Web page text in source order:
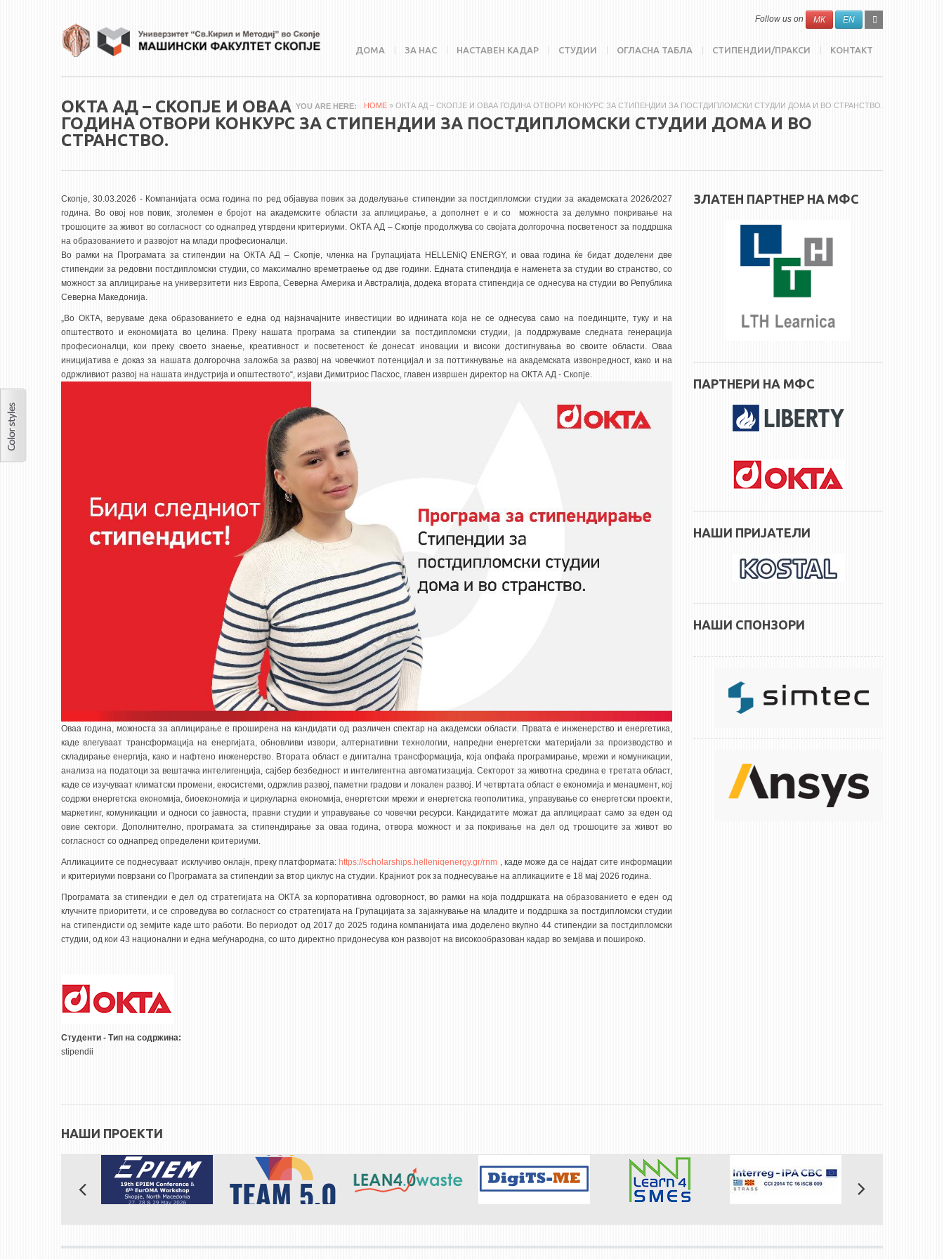
SEARCH
FORM
Search
Follow us on МК EN
ДОМА ЗА НАС НАСТАВЕН КАДАР СТУДИИ ОГЛАСНА ТАБЛА СТИПЕНДИИ/ПРАКСИ КОНТАКТ
YOU ARE HERE HOME » ОКТА АД – СКОПЈЕ И ОВАА ГОДИНА ОТВОРИ КОНКУРС ЗА СТИПЕНДИИ ЗА ПОСТДИПЛОМСКИ СТУДИИ ДОМА И ВО СТРАНСТВО.
ОКТА АД – СКОПЈЕ И ОВАА
ГОДИНА ОТВОРИ КОНКУРС ЗА СТИПЕНДИИ ЗА ПОСТДИПЛОМСКИ СТУДИИ ДОМА И ВО
СТРАНСТВО.
Скопје, 30.03.2026 - Компанијата осма година по ред објавува повик за доделување стипендии за постдипломски студии за академската 2026/2027
година. Во овој нов повик, зголемен е бројот на академските области за аплицирање, а дополнет е и со можноста за делумно покривање на
трошоците за живот во согласност со однапред утврдени критериуми. ОКТА АД – Скопје продолжува со својата долгорочна посветеност за поддршка
на образованието и развојот на млади професионалци.
Во рамки на Програмата за стипендии на ОКТА АД – Скопје, членка на Групацијата HELLENiQ ENERGY, и оваа година ќе бидат доделени две
стипендии за редовни постдипломски студии, со максимално времетраење од две години. Едната стипендија е наменета за студии во странство, со
можност за аплицирање на универзитети низ Европа, Северна Америка и Австралија, додека втората стипендија се однесува на студии во Република
Северна Македонија.
„Во ОКТА, веруваме дека образованието е една од најзначајните инвестиции во иднината која не се однесува само на поединците, туку и на
општеството и економијата во целина. Преку нашата програма за стипендии за постдипломски студии, ја поддржуваме следната генерација
професионалци, кои преку своето знаење, креативност и посветеност ќе донесат иновации и високи достигнувања во своите области. Оваа
иницијатива е доказ за нашата долгорочна заложба за развој на човечкиот потенцијал и за поттикнување на академската извонредност, како и на
одржливиот развој на нашата индустрија и општеството“, изјави Димитриос Пасхос, главен извршен директор на ОКТА АД - Скопје.
Оваа година, можноста за аплицирање е проширена на кандидати од различен спектар на академски области. Првата е инженерство и енергетика,
каде влегуваат трансформација на енергијата, обновливи извори, алтернативни технологии, напредни енергетски материјали за производство и
складирање енергија, како и нафтено инженерство. Втората област е дигитална трансформација, која опфаќа програмирање, мрежи и комуникации,
анализа на податоци за вештачка интелигенција, сајбер безбедност и интелигентна автоматизација. Секторот за животна средина е третата област,
каде се изучуваат климатски промени, екосистеми, одржлив развој, паметни градови и локален развој. И четвртата област е економија и менаџмент, кој
содржи енергетска економија, биоекономија и циркуларна економија, енергетски мрежи и енергетска геополитика, управување со енергетски проекти,
маркетинг, комуникации и односи со јавноста, правни студии и управување со човечки ресурси. Кандидатите можат да аплицираат само за еден од
овие сектори. Дополнително, програмата за стипендирање за оваа година, отвора можност и за покривање на дел од трошоците за живот во
согласност со однапред определени критериуми.
Апликациите се поднесуваат исклучиво онлајн, преку платформата: https://scholarships.helleniqenergy.gr/rnm , каде може да се најдат сите информации
и критериуми поврзани со Програмата за стипендии за втор циклус на студии. Крајниот рок за поднесување на апликациите е 18 мај 2026 година.
Програмата за стипендии е дел од стратегијата на ОКТА за корпоративна одговорност, во рамки на која поддршката на образованието е еден од
клучните приоритети, и се спроведува во согласност со стратегијата на Групацијата за зајакнување на младите и поддршка за постдипломски студии
на стипендисти од земјите каде што работи. Во периодот од 2017 до 2025 година компанијата има доделено вкупно 44 стипендии за постдипломски
студии, од кои 43 национални и една меѓународна, со што директно придонесува кон развојот на високообразован кадар во земјава и пошироко.
Студенти - Тип на содржина:
stipendii
ЗЛАТЕН ПАРТНЕР НА МФС
ПАРТНЕРИ НА МФС
НАШИ ПРИЈАТЕЛИ
НАШИ СПОНЗОРИ
НАШИ ПРОЕКТИ